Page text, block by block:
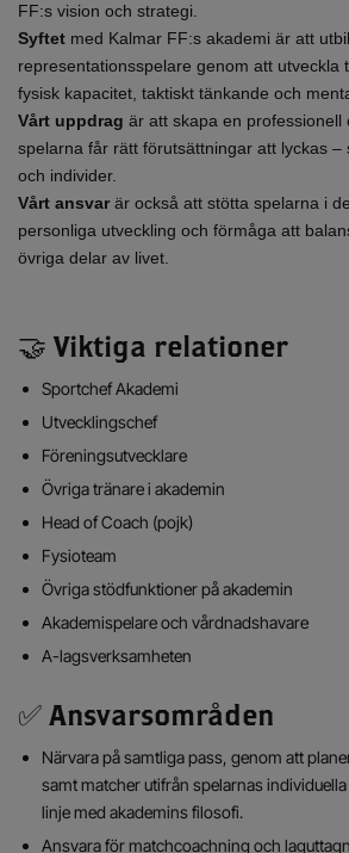
FF:s vision och strategi.
Syftet med Kalmar FF:s akademi är att
representationsspelare genom att utveckla
fysisk kapacitet, taktiskt tänkande och
Vårt uppdrag är att skapa en professionell
spelarna får rätt förutsättningar att lyckas –
och individer.
Vårt ansvarär också att stötta spelarna i
personliga utveckling och förmåga att
övriga delar av livet.
🤝 Viktiga relationer
Sportchef Akademi
Utvecklingschef
Föreningsutvecklare
Övriga tränare i akademin
Head of Coach (pojk)
Fysioteam
Övriga stödfunktioner på akademin
Akademispelare och vårdnadshavare
A-lagsverksamheten
✅ Ansvarsområden
Närvara på samtliga pass, genom att
samt matcher utifrån spelarnas
linje med akademins filosofi.
Ansvara för matchcoachning och